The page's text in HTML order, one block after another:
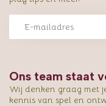
Ons team staat
Wij denken graag met
kennis van spel en